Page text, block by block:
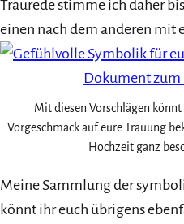
Traurede stimme ich daher
einen nach dem anderen mit
Mit diesen Vorschlägen
Vorgeschmack auf eure Trauung
Hochzeit ganz
Meine Sammlung der
könnt ihr euch übrigens